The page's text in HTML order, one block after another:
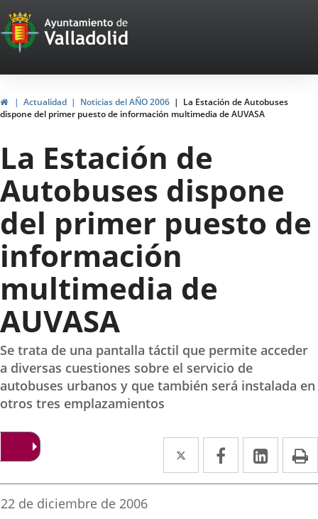
Portal
Web
del
Ayuntamiento
de
Valladolid
HomeActualidad Noticias del AÑO 2006
La Estación de Autobuses
dispone del primer puesto de información multimedia de AUVASA
La Estación de
Autobuses dispone
del primer puesto de
información
multimedia de
AUVASA
Se trata de una pantalla táctil que permite acceder
a diversas cuestiones sobre el servicio de
autobuses urbanos y que también será instalada en
otros tres emplazamientos
Twitter
Enlace
a
Facebook
Enlace
a
Enlace
a
Fecha
22 de diciembre de 2006